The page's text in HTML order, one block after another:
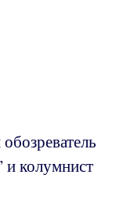
и колумнист